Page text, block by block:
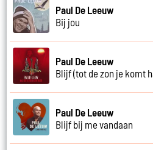
Paul De Leeuw
Bij jou
Paul De Leeuw
Blijf (tot de zon je komt
Paul De Leeuw
Blijf bij me vandaan